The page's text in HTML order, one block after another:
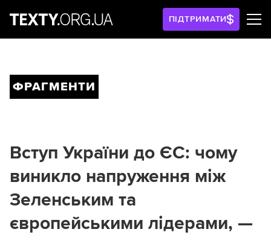
ПІДТРИМАТИ
ФРАГМЕНТИ
Вступ України до ЄС: чому
виникло напруження між
Зеленським та
європейськими лідерами, —